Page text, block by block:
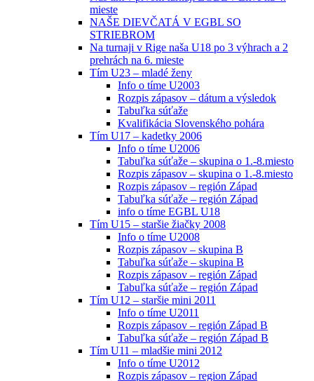
mieste
NAŠE DIEVČATÁ V EGBL SO
STRIEBROM
Na turnaji v Rige naša U18 po 3 výhrach a 2
prehrách na 6. mieste
Tím U23 – mladé ženy
Info o tíme U2003
Rozpis zápasov – dátum a výsledok
Tabuľka súťaže
Kvalifikácia Slovenského pohára
Tím U17 – kadetky 2006
Info o tíme U2006
Tabuľka súťaže – skupina o 1.-8.miesto
Rozpis zápasov – skupina o 1.-8.miesto
Rozpis zápasov – región Západ
Tabuľka súťaže – región Západ
info o tíme EGBL U18
Tím U15 – staršie žiačky 2008
Info o tíme U2008
Rozpis zápasov – skupina B
Tabuľka súťaže – skupina B
Rozpis zápasov – región Západ
Tabuľka súťaže – región Západ
Tím U12 – staršie mini 2011
Info o tíme U2011
Rozpis zápasov – región Západ B
Tabuľka súťaže – región Západ B
Tím U11 – mladšie mini 2012
Info o tíme U2012
Rozpis zápasov – region Západ